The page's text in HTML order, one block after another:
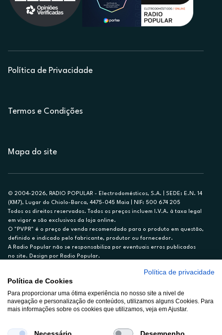
Política de Privacidade
Termos e Condições
Mapa do site
© 2004-2026, RADIO POPULAR - Electrodomésticos, S.A. | SEDE: E.N. 14
(KM7), Lugar do Chiolo-Barca, 4475-045 Maia | NIF: 500 674 205
Todos os direitos reservados. Todos os preços incluem I.V.A. à taxa legal
em vigor e são exclusivos da loja online.
O "PVPR" é o preço de venda recomendado para o produto em questão,
definido e indicado pelo fabricante, produtor ou fornecedor.
A Radio Popular não se responsabiliza por eventuais erros publicados
no site. Design por Radio Popular.
Ex. para limite de crédito de €1.500, reembolsado em 12 meses, TAN
14,79%.
Crédito sujeito a aprovação pelo Cetelem, marca BNP Paribas Personal
Finance, S.A., Sucursal em Portugal. Informe-se no 21 721 90 00 (dias
A Rádio Popular – Eletrodomésticos S.A. (Registo BdP848) atua como
Política de privacidade
Política de Cookies
Para proporcionar uma ótima experiência no nosso site a nivel de
navegação e personalização de conteúdos, utilizamos alguns Cookies. Para
mais informações sobre os cookies que utilizamos, veja em Ajustar.
Necessário Desempenho